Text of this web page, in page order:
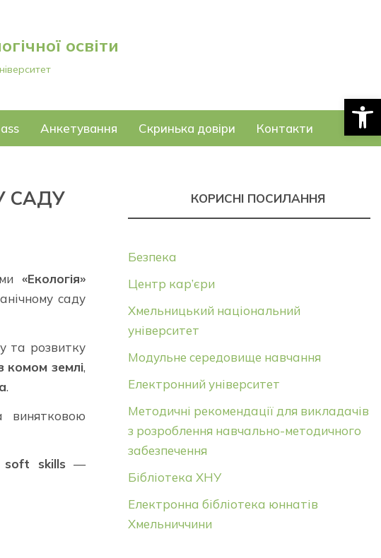
освіти
Анкетування Скринька довіри Контакти
САДУ
«Екологія»
саду
та розвитку
комом землі,
.
винятковою
soft skills —
КОРИСНІ ПОСИЛАННЯ
Безпека
Центр кар’єри
Хмельницький національний
університет
Модульне середовище навчання
Електронний університет
Методичні рекомендації для викладачів
з розроблення навчально-методичного
забезпечення
Бібліотека ХНУ
Електронна бібліотека юннатів
Хмельниччини